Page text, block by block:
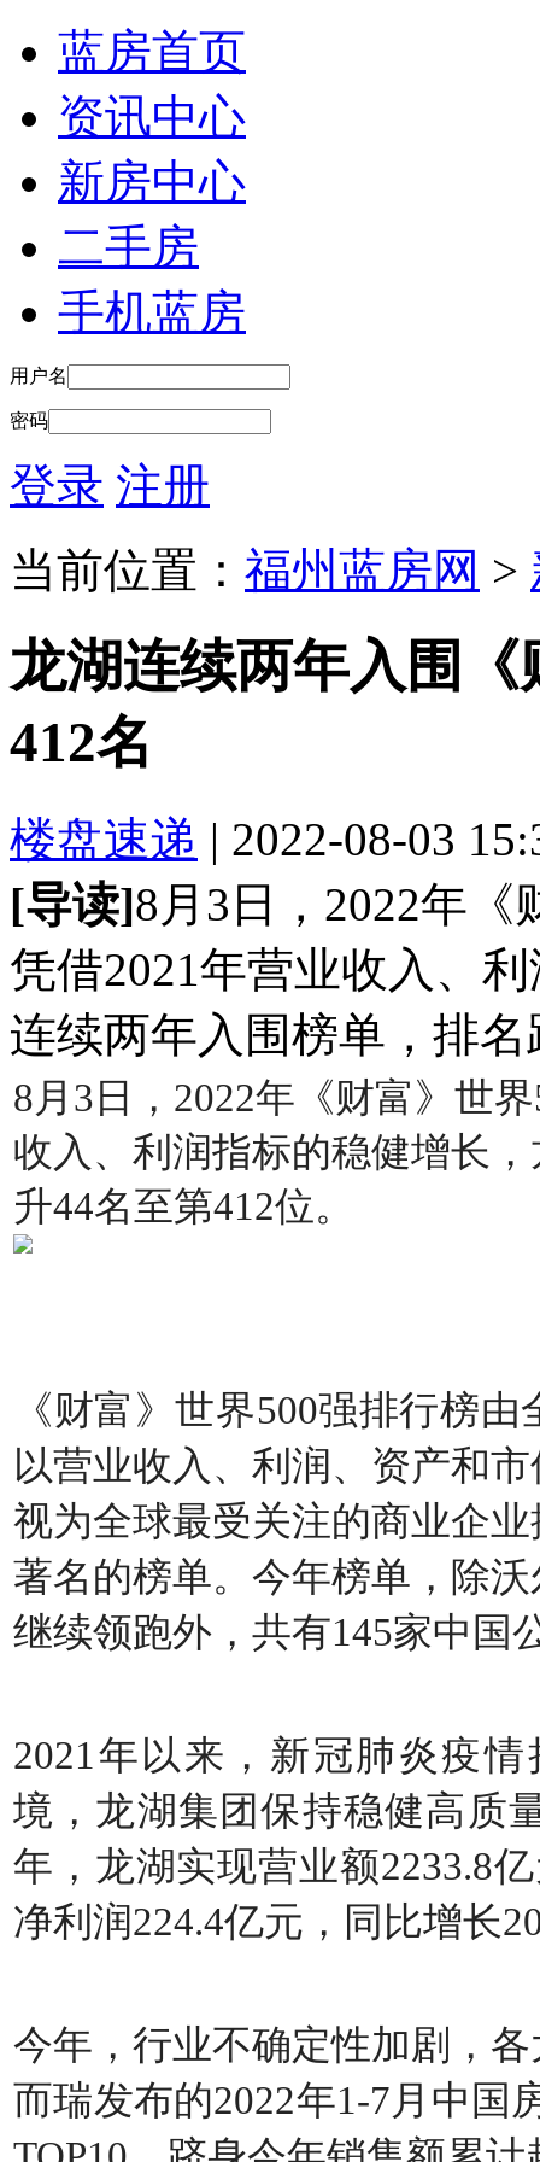
蓝房首页
资讯中心
新房中心
二手房
手机蓝房
用户名
密码
登录 注册
当前位置： 福州蓝房网 >
龙湖连续两年入围
412名
楼盘速递 | 2022-08-03
[导读]8月3日，2022年《
凭借2021年营业收入、
连续两年入围榜单，排
8月3日，2022年《财富》世
收入、利润指标的稳健增长
升44名至第412位。
《财富》世界500强排行榜
以营业收入、利润、资产和
视为全球最受关注的商业企
著名的榜单。今年榜单，除
继续领跑外，共有145家中国
2021年以来，新冠肺炎疫
境，龙湖集团保持稳健高质
年，龙湖实现营业额2233.8
净利润224.4亿元，同比增长
今年，行业不确定性加剧，
而瑞发布的2022年1-7月中国